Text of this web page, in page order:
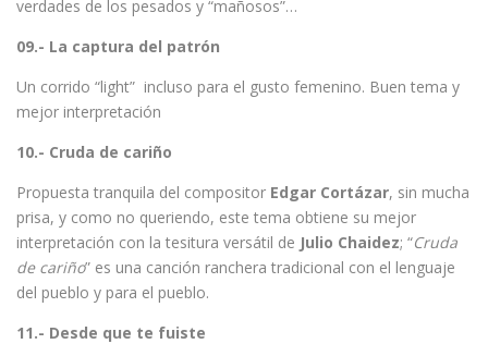
verdades de los pesados y “mañosos”…
09.- La captura del patrón
Un corrido “light” incluso para el gusto femenino. Buen tema y
mejor interpretación
10.- Cruda de cariño
Propuesta tranquila del compositor Edgar Cortázar, sin mucha
prisa, y como no queriendo, este tema obtiene su mejor
interpretación con la tesitura versátil de Julio Chaidez; “Cruda
de cariño” es una canción ranchera tradicional con el lenguaje
del pueblo y para el pueblo.
11.- Desde que te fuiste